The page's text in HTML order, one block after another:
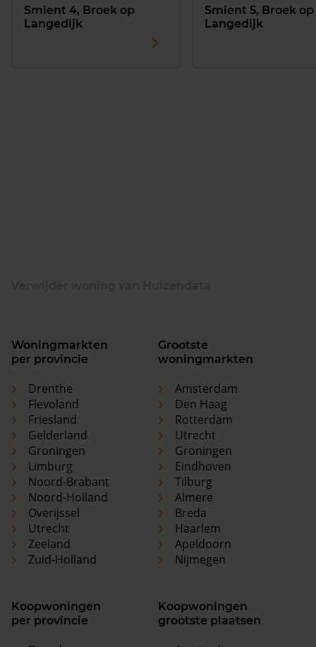
Smient 4, Broek op
Langedijk
Smient 5, Broek op
Langedijk
Woningmarkten
per provincie
Drenthe
Flevoland
Friesland
Gelderland
Groningen
Limburg
Noord-Brabant
Noord-Holland
Overijssel
Utrecht
Zeeland
Zuid-Holland
Grootste
woningmarkten
Amsterdam
Den Haag
Rotterdam
Utrecht
Groningen
Eindhoven
Tilburg
Almere
Breda
Haarlem
Apeldoorn
Nijmegen
Koopwoningen
per provincie
Koopwoningen
grootste plaatsen